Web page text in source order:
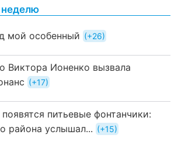
неделю
мой особенный +26
Виктора Ионенко вызвала
+17
питьевые фонтанчики:
района услышал...
+15